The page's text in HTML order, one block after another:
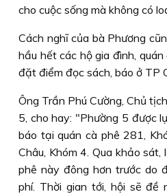
cho cuộc sống mà không có
Cách nghĩ của bà Phương
hầu hết các hộ gia đình,
đặt điểm đọc sách, báo ở TP
Ông Trần Phú Cường, Chủ
5, cho hay: "Phường 5 được
báo tại quán cà phê 281,
Châu, Khóm 4. Qua khảo
phê này đông hơn trước do
phí. Thời gian tới, hội sẽ đề